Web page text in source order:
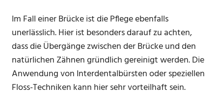
Im Fall einer Brücke ist die Pflege ebenfalls
unerlässlich. Hier ist besonders darauf zu achten,
dass die Übergänge zwischen der Brücke und den
natürlichen Zähnen gründlich gereinigt werden. Die
Anwendung von Interdentalbürsten oder speziellen
Floss-Techniken kann hier sehr vorteilhaft sein.